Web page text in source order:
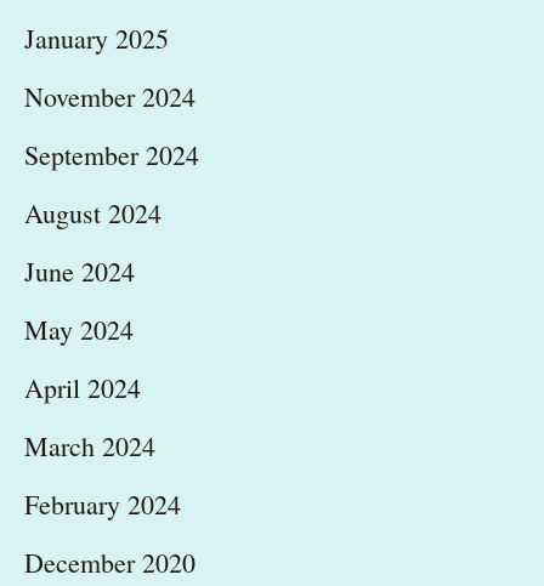
January 2025
November 2024
September 2024
August 2024
June 2024
May 2024
April 2024
March 2024
February 2024
December 2020